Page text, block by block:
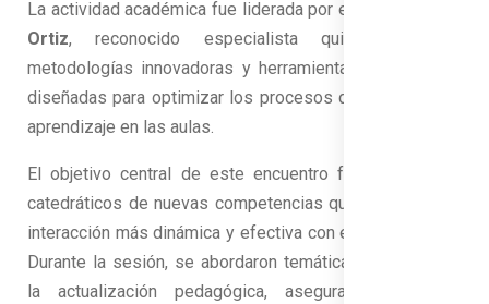
La actividad académica fue liderada por el
Ortiz, reconocido especialista quien compartió
metodologías innovadoras y herramientas estratégicas
diseñadas para optimizar los procesos de enseñanza y
aprendizaje en las aulas.
El objetivo central de este encuentro fue dotar a los
catedráticos de nuevas competencias que permitan una
interacción más dinámica y efectiva con el estudiantado.
Durante la sesión, se abordaron temáticas orientadas a
la actualización pedagógica, asegurando que los